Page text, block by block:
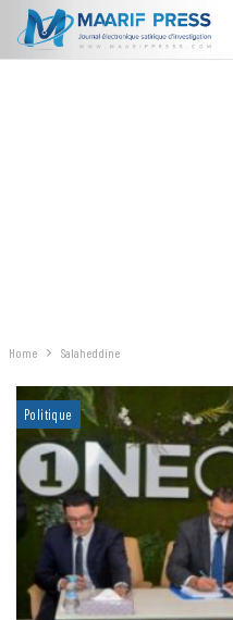
Home Salaheddine
Politique